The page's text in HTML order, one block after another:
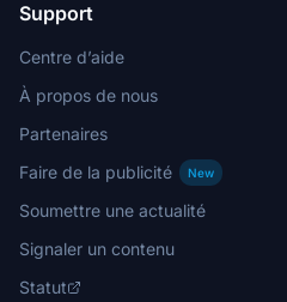
Support
Centre d’aide
À propos de nous
Partenaires
Faire de la publicité
New
Soumettre une actualité
Signaler un contenu
Statut